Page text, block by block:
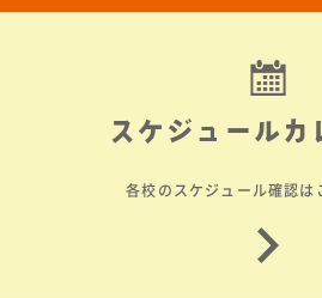
スケジュールカ
各校のスケジュール確認は